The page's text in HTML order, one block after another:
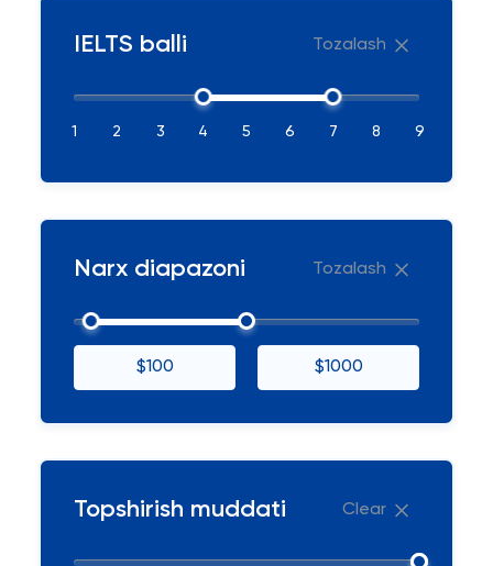
IELTS balli Tozalash
1 2 3 4 5 6 7 8 9
Narx diapazoni Tozalash
$100 $1000
Topshirish muddati Clear